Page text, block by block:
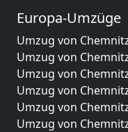
Europa-Umzüge
Umzug von
Umzug von
Umzug von
Umzug von
Umzug von
Umzug von